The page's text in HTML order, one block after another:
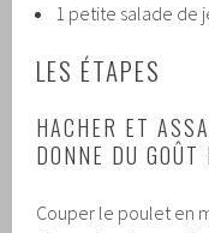
1 petite salade de
LES ÉTAPES
HACHER ET
DONNE DU GOÛT
Couper le poulet en